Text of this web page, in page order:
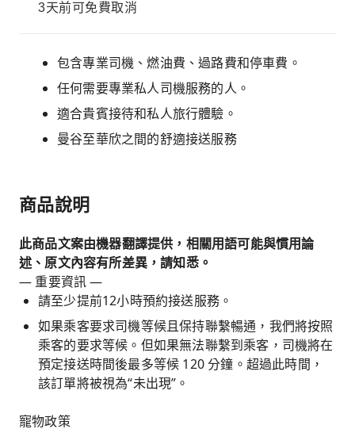
3天前可免費取消
包含專業司機、燃油費、過路費和停車費。
任何需要專業私人司機服務的人。
適合貴賓接待和私人旅行體驗。
曼谷至華欣之間的舒適接送服務
商品說明
此商品文案由機器翻譯提供，相關用語可能與慣用論
述、原文內容有所差異，請知悉。
— 重要資訊 —
請至少提前12小時預約接送服務。
如果乘客要求司機等候且保持聯繫暢通，我們將按照
乘客的要求等候。但如果無法聯繫到乘客，司機將在
預定接送時間後最多等候 120 分鐘。超過此時間，
該訂單將被視為“未出現”。
寵物政策